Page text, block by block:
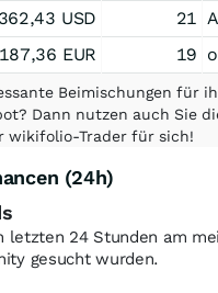
362,43 USD 21
187,36 EUR 19
Beimischungen für
Dann nutzen auch Sie
wikifolio-Trader für sich!
(24h)
letzten 24 Stunden am
gesucht wurden.